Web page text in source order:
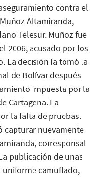
contra el
Altamiranda,
Telesur. Muñoz fue
2006, acusado por los
La decisión la tomó la
de Bolívar después
impuesta por la
Cartagena. La
la falta de pruebas.
capturar nuevamente
corresponsal
publicación de unas
camuflado,